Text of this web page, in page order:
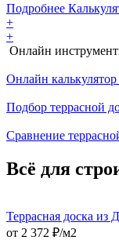
Подробнее
+
+
Онлайн
Онлайн калькулятор
Подбор террасной
Сравнение
Всё для
Террасная доска из
от 2 372 ₽/м2